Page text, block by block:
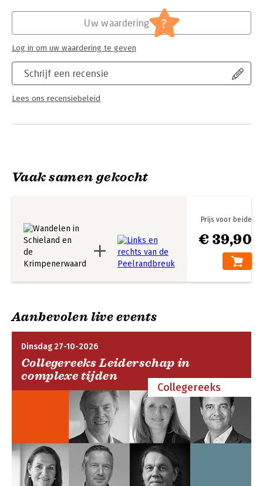
Schrijf een recensie
Lees ons recensiebeleid
Uw waardering ?
Log in om uw waardering te geven
Vaak samen gekocht
€ 39,90
Prijs voor beide
Aanbevolen live events
Dinsdag 27-10-2026
Collegereeks Leiderschap in
complexe tijden
Collegereeks